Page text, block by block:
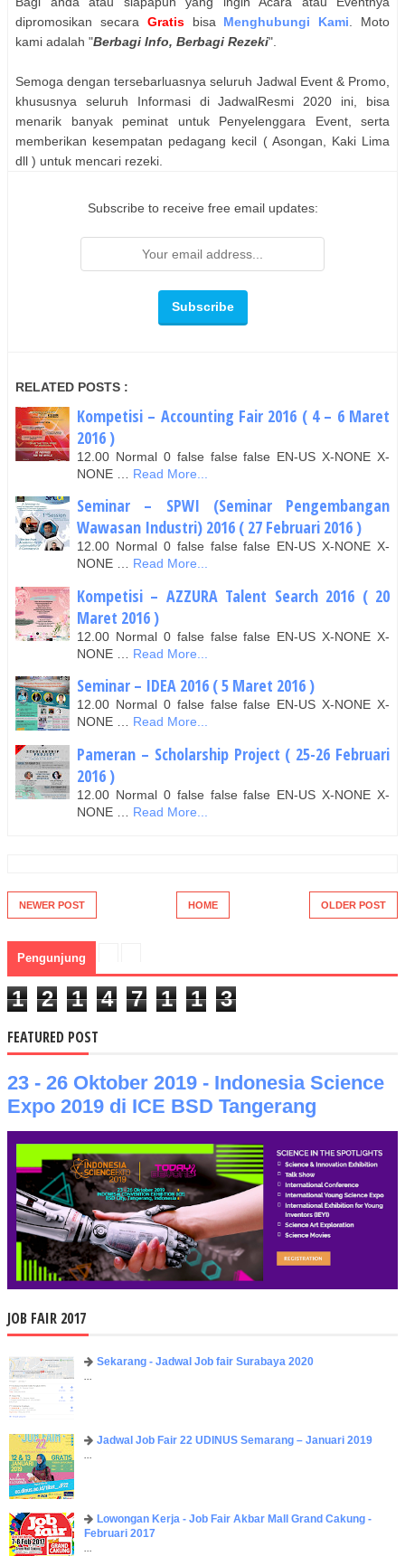
dipromosikan secara Gratisbisa Menghubungi Kami . Moto
kami adalah "Berbagi Info, Berbagi Rezeki".
Semoga dengan tersebarluasnya seluruh Jadwal Event & Promo,
khususnya seluruh Informasi di JadwalResmi 2020 ini, bisa
menarik banyak peminat untuk Penyelenggara Event, serta
memberikan kesempatan pedagang kecil ( Asongan, Kaki Lima
dll ) untuk mencari rezeki.
Subscribe to receive free email updates:
RELATED POSTS :
Kompetisi – Accounting Fair 2016 ( 4 – 6 Maret
2016 )
12.00 Normal 0 false false false EN-US X-NONE X-
NONE …
Read More...
Seminar – SPWI (Seminar Pengembangan
Wawasan Industri) 2016 ( 27 Februari 2016 )
12.00 Normal 0 false false false EN-US X-NONE X-
NONE … Read More...
Kompetisi – AZZURA Talent Search 2016 ( 20
Maret 2016 )
12.00 Normal 0 false false false EN-US X-NONE X-
NONE …
Read More...
Seminar – IDEA 2016 ( 5 Maret 2016 )
12.00 Normal 0 false false false EN-US X-NONE X-
NONE … Read More...
Pameran – Scholarship Project ( 25-26 Februari
2016 )
12.00 Normal 0 false false false EN-US X-NONE X-
NONE …
Read More...
NEWER POST OLDER POST
HOME
Pengunjung
1 2 1 4 7 1 1 3
FEATURED POST
23 - 26 Oktober 2019 - Indonesia Science
Expo 2019 di ICE BSD Tangerang
JOB FAIR 2017
Sekarang - Jadwal Job fair Surabaya 2020
...
Jadwal Job Fair 22 UDINUS Semarang – Januari 2019
...
Lowongan Kerja - Job Fair ​Akbar ​Mall Grand Cakung -
Februari 2017
...